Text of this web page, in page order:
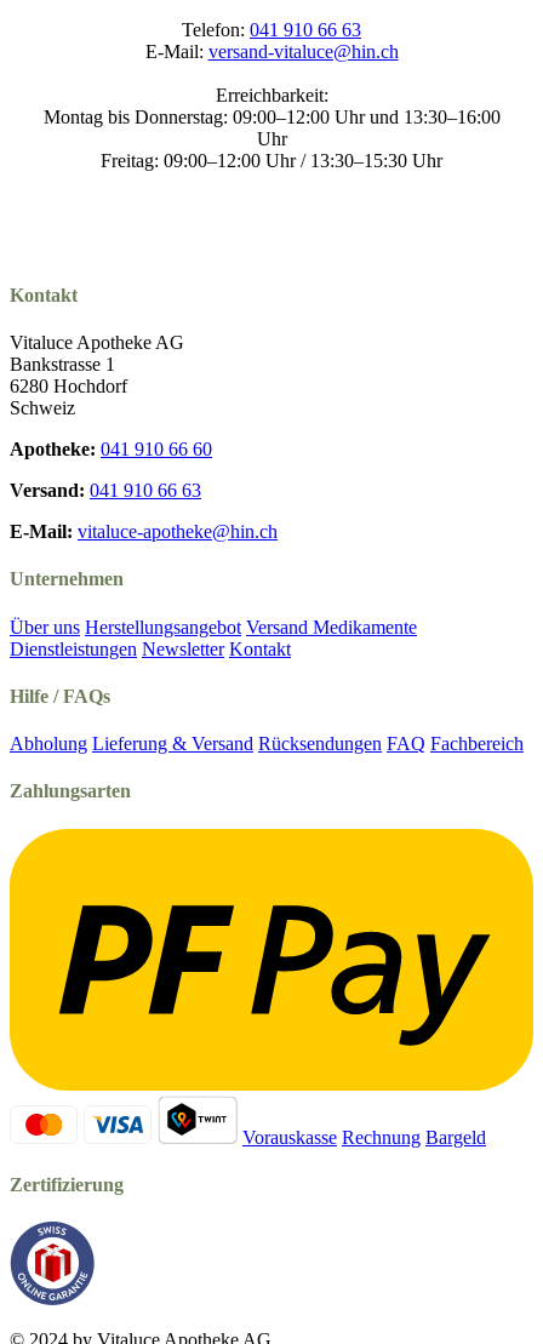
Telefon: 041 910 66 63
E-Mail: versand-vitaluce@hin.ch
Erreichbarkeit:
Montag bis Donnerstag: 09:00–12:00 Uhr und 13:30–16:00
Uhr
Freitag: 09:00–12:00 Uhr / 13:30–15:30 Uhr
Kontakt
Vitaluce Apotheke AG
Bankstrasse 1
6280 Hochdorf
Schweiz
Apotheke: 041 910 66 60
Versand: 041 910 66 63
E-Mail: vitaluce-apotheke@hin.ch
Unternehmen
Über uns Herstellungsangebot Versand Medikamente
Dienstleistungen Newsletter Kontakt
Hilfe / FAQs
Abholung Lieferung & Versand Rücksendungen FAQ Fachbereich
Zahlungsarten
Vorauskasse Rechnung Bargeld
Zertifizierung